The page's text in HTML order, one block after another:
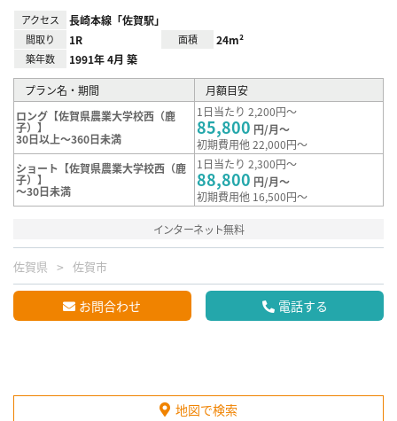
アクセス 長崎本線「佐賀駅」
間取り 1R 面積 24m²
築年数 1991年 4月 築
プラン名・期間
月額目安
ロング【佐賀県農業大学校西（鹿
子）】
30日以上～360日未満
1日当たり 2,200円～
85,800 円/月～
初期費用他 22,000円～
ショート【佐賀県農業大学校西（鹿
子）】
～30日未満
1日当たり 2,300円～
88,800 円/月～
初期費用他 16,500円～
インターネット無料
佐賀県 佐賀市
お問合わせ 電話する
地図で検索